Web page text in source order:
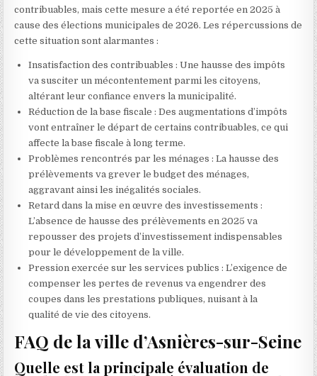
contribuables, mais cette mesure a été reportée en 2025 à
cause des élections municipales de 2026. Les répercussions de
cette situation sont alarmantes :
Insatisfaction des contribuables : Une hausse des impôts
va susciter un mécontentement parmi les citoyens,
altérant leur confiance envers la municipalité.
Réduction de la base fiscale : Des augmentations d’impôts
vont entraîner le départ de certains contribuables, ce qui
affecte la base fiscale à long terme.
Problèmes rencontrés par les ménages : La hausse des
prélèvements va grever le budget des ménages,
aggravant ainsi les inégalités sociales.
Retard dans la mise en œuvre des investissements :
L’absence de hausse des prélèvements en 2025 va
repousser des projets d’investissement indispensables
pour le développement de la ville.
Pression exercée sur les services publics : L’exigence de
compenser les pertes de revenus va engendrer des
coupes dans les prestations publiques, nuisant à la
qualité de vie des citoyens.
FAQ de la ville d’Asnières-sur-Seine
Quelle est la principale évaluation de